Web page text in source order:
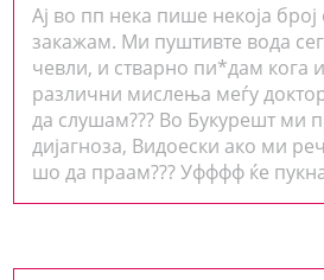
Ај во пп нека пише некоја
закажам. Ми пуштивте вода
чевли, и стварно пи*дам кога
различни мислења меѓу
да слушам??? Во Букурешт ми
дијагноза, Видоески ако ми
шо да праам??? Уфффф ќе